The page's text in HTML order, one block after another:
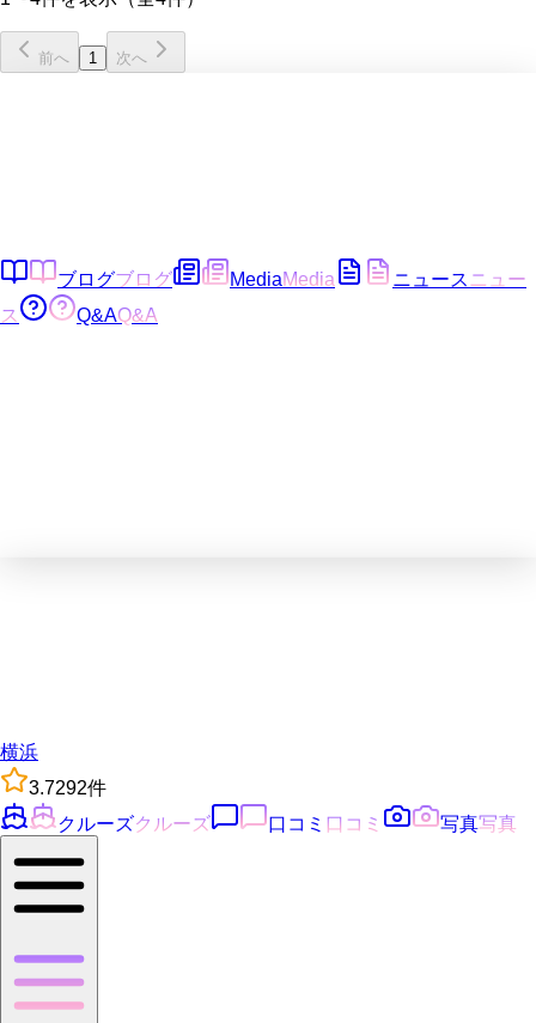
前へ 1 次へ
ブログブログ MediaMedia ニュース ニュー
ス
Q&AQ&A
横浜
3.7292件
クルーズクルーズ 口コミ 口コミ 写真写真